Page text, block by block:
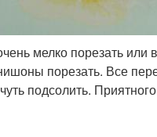
мелко порезать или
порезать. Все
подсолить.